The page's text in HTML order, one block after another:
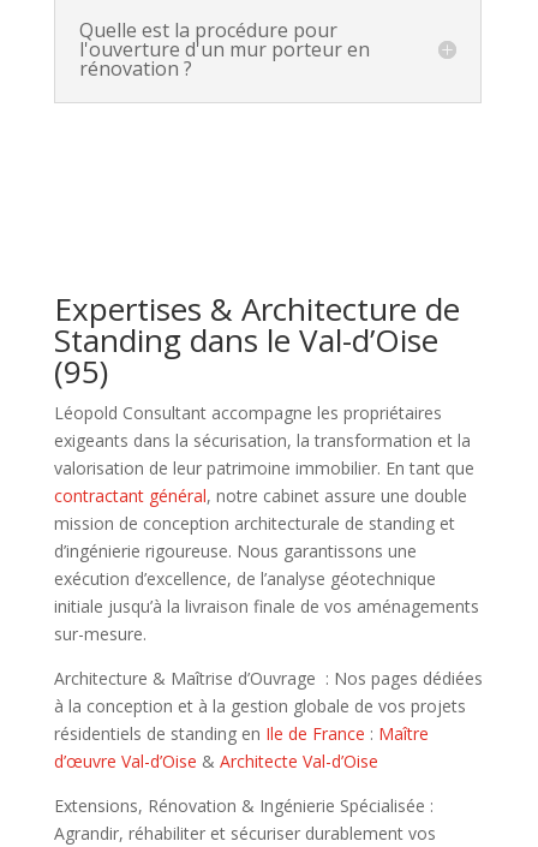
Quelle est la procédure pour
l'ouverture d'un mur porteur en
rénovation ?
Expertises & Architecture de
Standing dans le Val-d’Oise
(95)
Léopold Consultant accompagne les propriétaires
exigeants dans la sécurisation, la transformation et la
valorisation de leur patrimoine immobilier. En tant que
contractant général, notre cabinet assure une double
mission de conception architecturale de standing et
d’ingénierie rigoureuse. Nous garantissons une
exécution d’excellence, de l’analyse géotechnique
initiale jusqu’à la livraison finale de vos aménagements
sur-mesure.
Architecture & Maîtrise d’Ouvrage : Nos pages dédiées
à la conception et à la gestion globale de vos projets
résidentiels de standing en Ile de France : Maître
d’œuvre Val-d’Oise & Architecte Val-d’Oise
Extensions, Rénovation & Ingénierie Spécialisée :
Agrandir, réhabiliter et sécuriser durablement vos